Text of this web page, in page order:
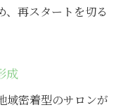
きっかけ
活用する方法
ポイント
、再スタートを切る
成
域密着型のサロンが